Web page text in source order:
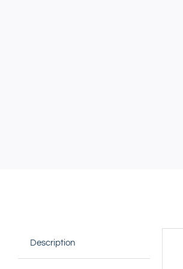
Description